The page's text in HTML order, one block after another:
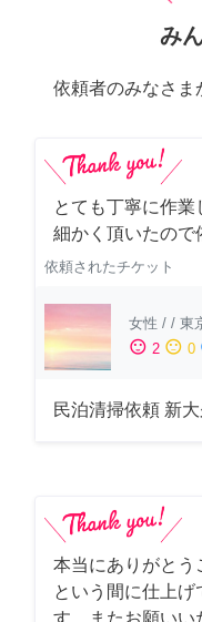
み
依頼者のみなさま
とても丁寧に作業
細かく頂いたので
依頼されたチケット
女性 / / 東
sentiment_satisfied 2 sentiment_neutral 0
民泊清掃依頼 新
本当にありがとう
という間に仕上